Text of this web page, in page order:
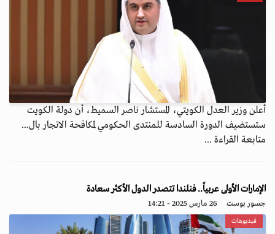
أعلن وزير العدل الكويتي، المستشار ناصر السميط، أن دولة الكويت
ستستضيف الدورة السادسة للمنتدى الحكومي لمكافحة الاتجار بال...
متابعة القراءة ...
الإمارات الأولى عربياً.. فنلندا تتصدر الدول الأكثر سعادة
جسور بوست 26 مارس 2025 - 14:21
فيديوهات